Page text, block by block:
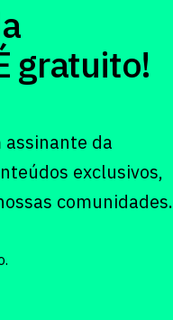
gratuito!
da
exclusivos,
comunidades.